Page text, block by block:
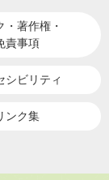
・著作権・
責事項
シビリティ
ンク集